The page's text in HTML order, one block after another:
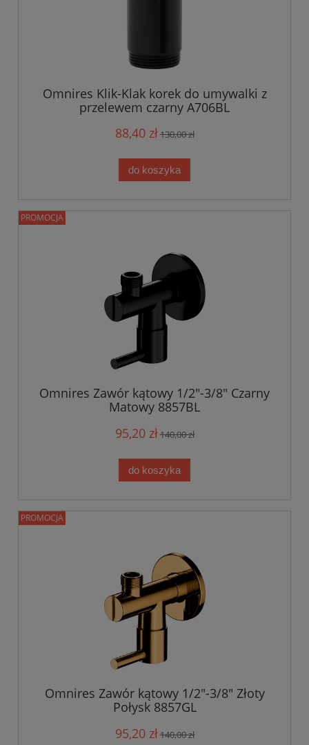
Omnires Klik-Klak korek do umywalki z
przelewem czarny A706BL
88,40 zł130,00 zł
do koszyka
Omnires Zawór kątowy 1/2"-3/8" Czarny
Matowy 8857BL
95,20 zł140,00 zł
do koszyka
PROMOCJA
Omnires Zawór kątowy 1/2"-3/8" Złoty
Połysk 8857GL
95,20 zł140,00 zł
PROMOCJA